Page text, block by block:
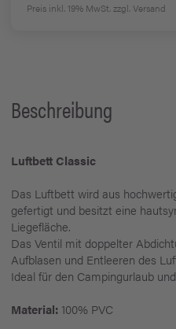
Preis inkl. 19% MwSt.zzgl. Versand
Beschreibung
Luftbett Classic
Das Luftbett wird aus
gefertigt und besitzt eine
Liegefläche.
Das Ventil mit doppelter
Aufblasen und Entleeren des
Ideal für den Campingurlaub
Material: 100% PVC